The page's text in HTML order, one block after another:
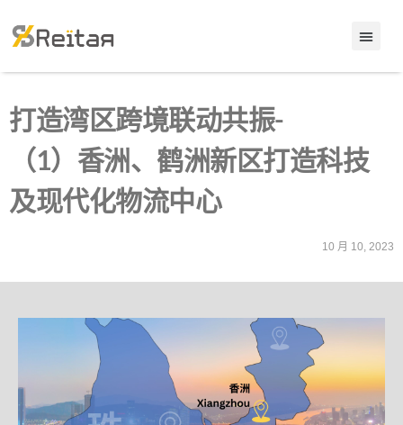
打造湾区跨境联动共振-
（1）香洲、鹤洲新区打造科技
及现代化物流中心
10 月 10, 2023